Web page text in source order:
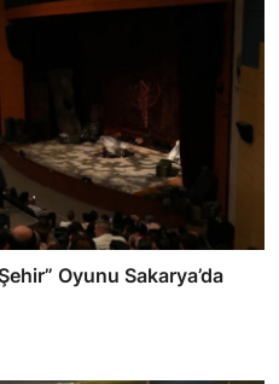
Oyunu Sakarya’da